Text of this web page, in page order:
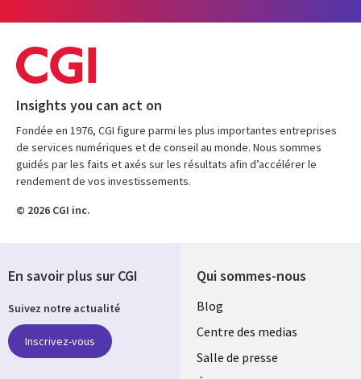
Insights you can act on
Fondée en 1976, CGI figure parmi les plus importantes entreprises
de services numériques et de conseil au monde. Nous sommes
guidés par les faits et axés sur les résultats afin d’accélérer le
rendement de vos investissements.
© 2026 CGI inc.
Qui sommes-nous
Useful
links
MAROC
Blog
Centre des medias
Salle de presse
En savoir plus sur CGI
Suivez notre actualité
Inscrivez-vous